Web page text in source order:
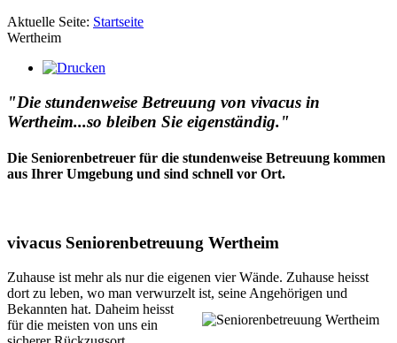
Aktuelle Seite: Startseite
Wertheim
"Die stundenweise Betreuung von vivacus in
Wertheim...so bleiben Sie eigenständig."
Die Seniorenbetreuer für die stundenweise Betreuung kommen
aus Ihrer Umgebung und sind schnell vor Ort.
vivacus Seniorenbetreuung Wertheim
Zuhause ist mehr als nur die eigenen vier Wände. Zuhause heisst
dort zu leben, wo man verwurzelt ist, seine Angehörigen und
Bekannten hat. Daheim heisst
für die meisten von uns ein